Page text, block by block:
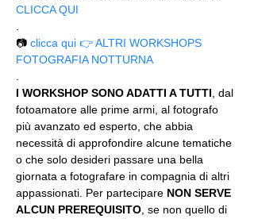
CLICCA QUI
📷 clicca qui 👉 ALTRI WORKSHOPS
FOTOGRAFIA NOTTURNA
I WORKSHOP SONO ADATTI A TUTTI , dal
fotoamatore alle prime armi, al fotografo
più avanzato ed esperto, che abbia
necessità di approfondire alcune tematiche
o che solo desideri passare una bella
giornata a fotografare in compagnia di altri
appassionati. Per partecipare NON SERVE
ALCUN PREREQUISITO , se non quello di